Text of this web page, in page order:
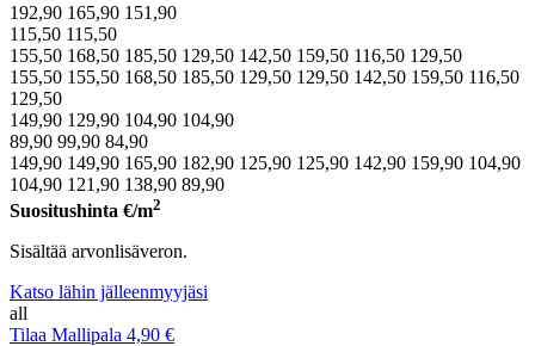
192,90 165,90 151,90
115,50 115,50
155,50 168,50 185,50 129,50 142,50 159,50 116,50 129,50
155,50 155,50 168,50 185,50 129,50 129,50 142,50 159,50 116,50
129,50
149,90 129,90 104,90 104,90
89,90 99,90 84,90
149,90 149,90 165,90 182,90 125,90 125,90 142,90 159,90 104,90
104,90 121,90 138,90 89,90
Suositushinta €/m2
Sisältää arvonlisäveron.
Katso lähin jälleenmyyjäsi
all
Tilaa Mallipala 4,90 €